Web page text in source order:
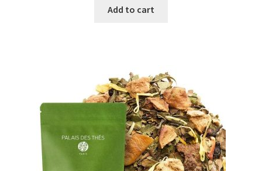
Add to cart